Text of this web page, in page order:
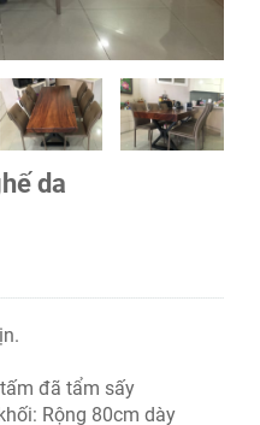
da
đã tẩm sấy
Rộng 80cm dày